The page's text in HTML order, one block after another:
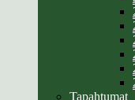
Tapahtumat